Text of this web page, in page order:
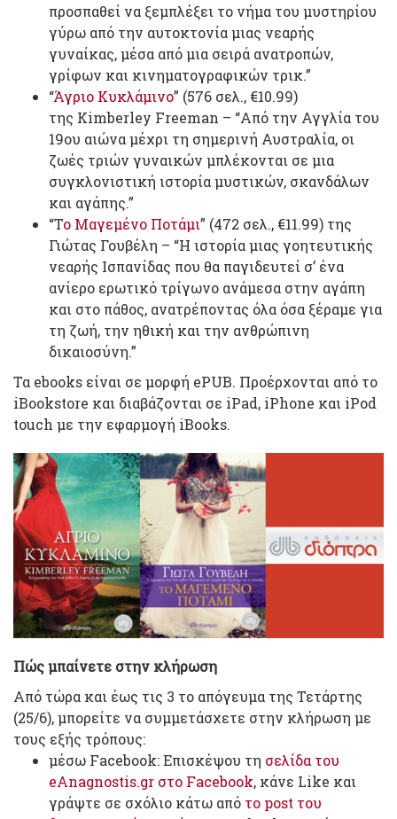
προσπαθεί να ξεμπλέξει το νήμα του μυστηρίου
γύρω από την αυτοκτονία μιας νεαρής
γυναίκας, μέσα από μια σειρά ανατροπών,
γρίφων και κινηματογραφικών τρικ.”
“Άγριο Κυκλάμινο” (576 σελ., €10.99)
της Kimberley Freeman – “Από την Αγγλία του
19ου αιώνα μέχρι τη σημερινή Αυστραλία, οι
ζωές τριών γυναικών μπλέκονται σε μια
συγκλονιστική ιστορία μυστικών, σκανδάλων
και αγάπης.”
“Το Μαγεμένο Ποτάμι” (472 σελ., €11.99) της
Γιώτας Γουβέλη – “Η ιστορία μιας γοητευτικής
νεαρής Ισπανίδας που θα παγιδευτεί σ’ ένα
ανίερο ερωτικό τρίγωνο ανάμεσα στην αγάπη
και στο πάθος, ανατρέποντας όλα όσα ξέραμε για
τη ζωή, την ηθική και την ανθρώπινη
δικαιοσύνη.”
Τα ebooks είναι σε μορφή ePUB. Προέρχονται από το
iBookstore και διαβάζονται σε iPad, iPhone και iPod
touch με την εφαρμογή iBooks.
Πώς μπαίνετε στην κλήρωση
Από τώρα και έως τις 3 το απόγευμα της Τετάρτης
(25/6), μπορείτε να συμμετάσχετε στην κλήρωση με
τους εξής τρόπους:
μέσω Facebook: Επισκέψου τη σελίδα του
eAnagnostis.gr στο Facebook, κάνε Like και
γράψτε σε σχόλιο κάτω από το post του